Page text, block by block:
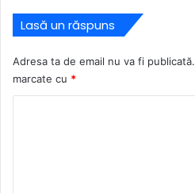
Lasă un răspuns
Adresa ta de email nu va fi publicată.
marcate cu *